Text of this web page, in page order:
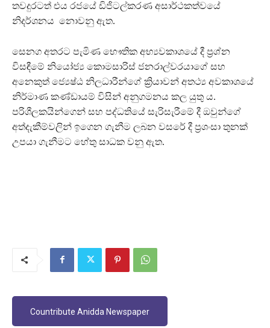
තවදුරටත් එය රජයේ ඩිජිටල්කරණ අසාර්ථකත්වයේ
නිදර්ශනය නොවනු ඇත.
සෙනග අතරට පැමිණ භෞතික අභ්‍යවකාශයේ දී ප්‍රශ්න
විසඳීමේ නියෝජ්‍ය කොමසාරිස් ජනරාල්වරයාගේ සහ
අනෙකුත් ජ්‍යෙෂ්ඨ නිලධාරීන්ගේ ක්‍රියාවන් අතථ්‍ය අවකාශයේ
නිර්මාණ කණ්ඩායම් විසින් අනුගමනය කල යුතු ය.
පරිශීලකයින්ගෙන් සහ පද්ධතියේ සැරිසැරීමේ දී ඔවුන්ගේ
අත්දැකීම්වලින් ඉගෙන ගැනීම ලබන වසරේ දී ප්‍රශංසා තුනක්
උපයා ගැනීමට හේතු සාධක වනු ඇත.
Countribute Anidda Newspaper